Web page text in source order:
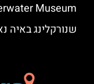
Museum)
שנורקלינג באיה